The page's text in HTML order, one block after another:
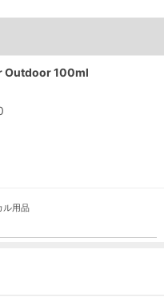
Outdoor 100ml
ル用品